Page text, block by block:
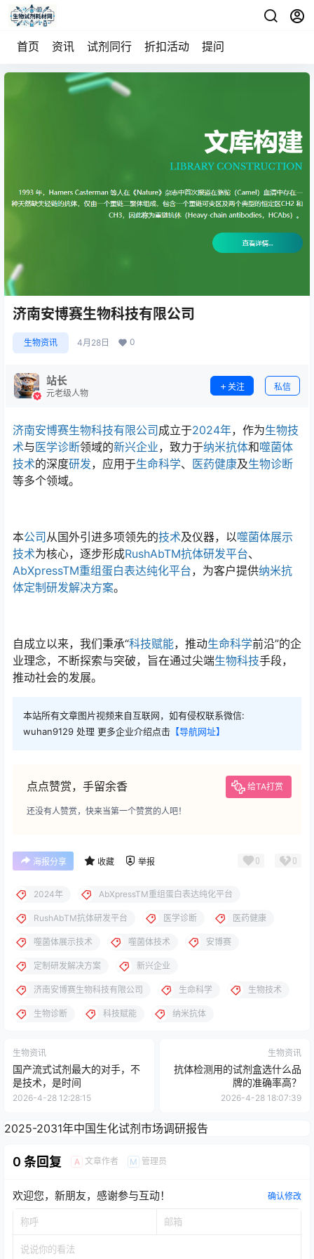
首页 资讯 试剂同行 折扣活动 提问
济南安博赛生物科技有限公司
生物资讯 4月28日 0
站长
元老级人物
关注 私信
济南安博赛生物科技有限公司成立于2024年，作为生物技
术与医学诊断领域的新兴企业，致力于纳米抗体和噬菌体
技术的深度研发，应用于生命科学、 医药健康及生物诊断
等多个领域。
本公司从国外引进多项领先的技术及仪器，以噬菌体展示
技术为核心，逐步形成RushAbTM抗体研发平台、
AbXpressTM重组蛋白表达纯化平台，为客户提供纳米抗
体定制研发解决方案。
自成立以来，我们秉承“科技赋能，推动生命科学前沿”的企
业理念，不断探索与突破，旨在通过尖端生物科技手段，
推动社会的发展。
本站所有文章图片视频来自互联网，如有侵权联系微信:
wuhan9129 处理 更多企业介绍点击 【导航网址】
点点赞赏，手留余香 给TA打赏
还没有人赞赏，快来当第一个赞赏的人吧！
海报分享 收藏 举报 0 0
2024年 AbXpressTM重组蛋白表达纯化平台
RushAbTM抗体研发平台 医学诊断 医药健康
噬菌体展示技术 噬菌体技术 安博赛
定制研发解决方案 新兴企业
济南安博赛生物科技有限公司 生命科学 生物技术
生物诊断 科技赋能 纳米抗体
生物资讯
国产流式试剂最大的对手，不
是技术，是时间
2026-4-28 12:28:15
生物资讯
抗体检测用的试剂盒选什么品
牌的准确率高？
2026-4-28 18:07:39
2025-2031年中国生化试剂市场调研报告
0 条回复 A 文章作者 M 管理员
欢迎您，新朋友，感谢参与互动！ 确认修改